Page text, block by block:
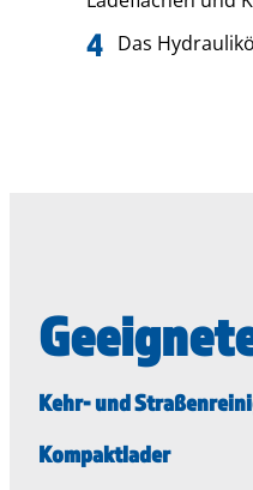
Das
Kehr- und
Kompaktlader